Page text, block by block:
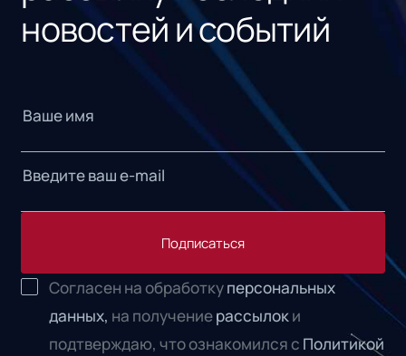
новостей и событий
Подписаться
Согласен на обработкуперсональных
данных, на получениерассылоки
подтверждаю, что ознакомился с Политикой